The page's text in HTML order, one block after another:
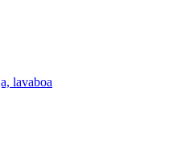
lavaboa